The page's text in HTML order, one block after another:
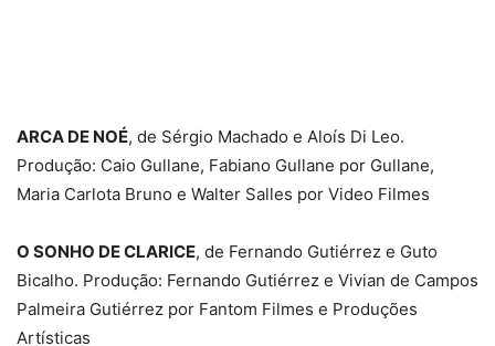
ARCA DE NOÉ, de Sérgio Machado e Aloís Di Leo.
Produção: Caio Gullane, Fabiano Gullane por Gullane,
Maria Carlota Bruno e Walter Salles por Video Filmes
O SONHO DE CLARICE, de Fernando Gutiérrez e Guto
Bicalho. Produção: Fernando Gutiérrez e Vivian de Campos
Palmeira Gutiérrez por Fantom Filmes e Produções
Artísticas